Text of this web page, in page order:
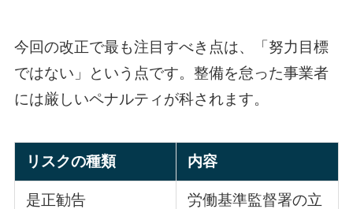
今回の改正で最も注目すべき点は、「努力目標
ではない」という点です。整備を怠った事業者
には厳しいペナルティが科されます。
リスクの種類 内容
是正勧告
労働基準監督署の立